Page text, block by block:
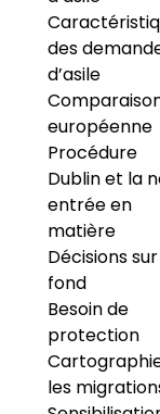
des
d’asile
européenne
Procédure
Dublin et la
entrée en
matière
Décisions
fond
Besoin de
protection
les